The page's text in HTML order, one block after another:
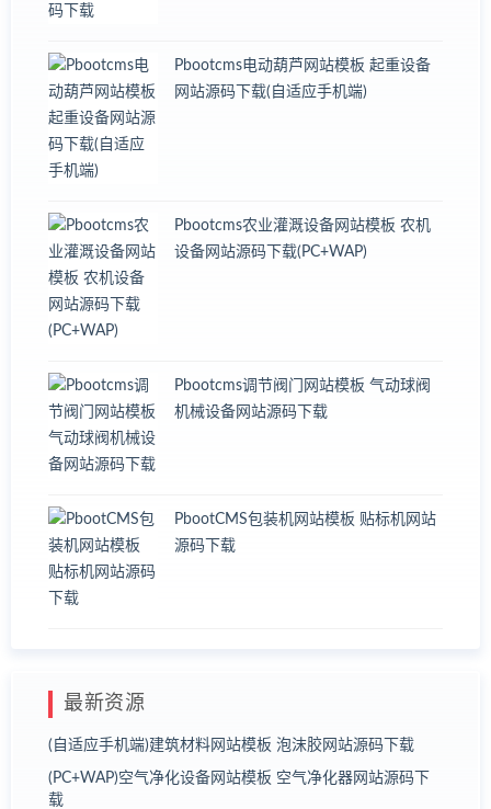
Pbootcms电动葫芦网站模板 起重设备
网站源码下载(自适应手机端)
Pbootcms农业灌溉设备网站模板 农机
设备网站源码下载(PC+WAP)
Pbootcms调节阀门网站模板 气动球阀
机械设备网站源码下载
PbootCMS包装机网站模板 贴标机网站
源码下载
最新资源
(自适应手机端)建筑材料网站模板 泡沫胶网站源码下载
(PC+WAP)空气净化设备网站模板 空气净化器网站源码下
载